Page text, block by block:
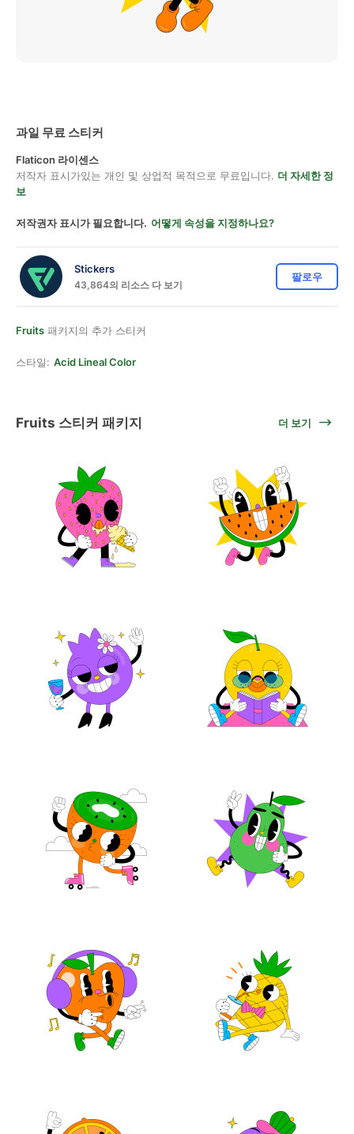
과일 무료 스티커
Flaticon 라이센스
저작자 표시가있는 개인 및 상업적 목적으로 무료입니다. 더 자세한 정
보
저작권자 표시가 필요합니다. 어떻게 속성을 지정하나요?
Stickers
43,864의 리소스 다 보기
팔로우
Fruits 패키지의 추가 스티커
스타일: Acid Lineal Color
Fruits 스티커 패키지 더 보기